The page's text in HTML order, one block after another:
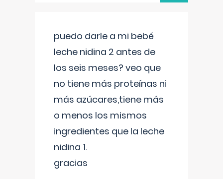
puedo darle a mi bebé
leche nidina 2 antes de
los seis meses? veo que
no tiene más proteínas ni
más azúcares,tiene más
o menos los mismos
ingredientes que la leche
nidina 1.
gracias